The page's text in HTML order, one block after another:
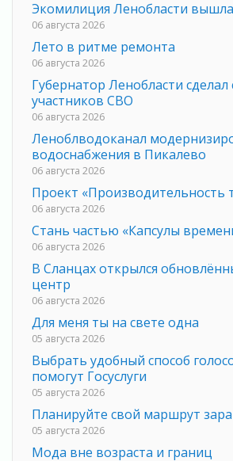
Экомилиция Ленобласти
06 августа 2026
Лето в ритме ремонта
06 августа 2026
Губернатор Ленобласти сделал
участников СВО
06 августа 2026
Леноблводоканал
водоснабжения в Пикалево
06 августа 2026
Проект «Производительность
06 августа 2026
Стань частью «Капсулы
06 августа 2026
В Сланцах открылся
центр
06 августа 2026
Для меня ты на свете одна
05 августа 2026
Выбрать удобный способ
помогут Госуслуги
05 августа 2026
Планируйте свой маршрут
05 августа 2026
Мода вне возраста и границ